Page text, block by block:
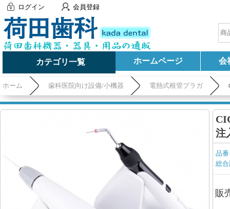
ログイン 会員登録
カテゴリ一覧 ホームページ 会
ホーム 歯科医院向け設備/小機器 電熱式根管プラガ
注
品
総
販